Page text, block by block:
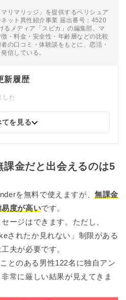
リマリッジ」を提供するベリシュア
ット異性紹介事業 届出番号：4520
るメディア「スピカ」の編集部。マ
・料金・安全性・年齢層などの比較
の口コミ・体験談をもとに、恋活・
信している。
新履歴
した
しました。
追加しました
円に変更
てを見る
金だと出会えるのは5
を無料で使えますが、無課金
度が高いです。
ージはできます。ただし、
されたか見れない」制限がある
夫が必要です。
とのある男性122名に独自アン
常に厳しい結果が見えてきま